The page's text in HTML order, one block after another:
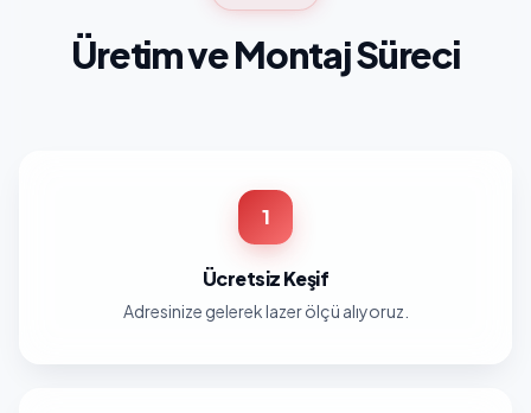
Üretim ve Montaj Süreci
1
Ücretsiz Keşif
Adresinize gelerek lazer ölçü alıyoruz.